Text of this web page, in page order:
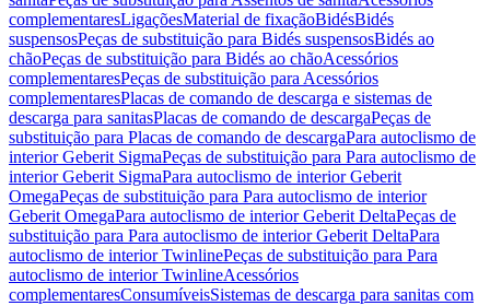
complementaresLigaçõesMaterial de fixaçãoBidésBidés
suspensosPeças de substituição para Bidés suspensosBidés ao
chãoPeças de substituição para Bidés ao chãoAcessórios
complementaresPeças de substituição para Acessórios
complementaresPlacas de comando de descarga e sistemas de
descarga para sanitasPlacas de comando de descargaPeças de
substituição para Placas de comando de descargaPara autoclismo de
interior Geberit SigmaPeças de substituição para Para autoclismo de
interior Geberit SigmaPara autoclismo de interior Geberit
OmegaPeças de substituição para Para autoclismo de interior
Geberit OmegaPara autoclismo de interior Geberit DeltaPeças de
substituição para Para autoclismo de interior Geberit DeltaPara
autoclismo de interior TwinlinePeças de substituição para Para
autoclismo de interior TwinlineAcessórios
complementaresConsumíveisSistemas de descarga para sanitas com